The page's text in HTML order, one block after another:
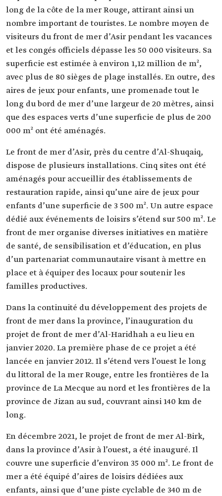
long de la côte de la mer Rouge, attirant ainsi un
nombre important de touristes. Le nombre moyen de
visiteurs du front de mer d’Asir pendant les vacances
et les congés officiels dépasse les 50 000 visiteurs. Sa
superficie est estimée à environ 1,12 million de m²,
avec plus de 80 sièges de plage installés. En outre, des
aires de jeux pour enfants, une promenade tout le
long du bord de mer d’une largeur de 20 mètres, ainsi
que des espaces verts d’une superficie de plus de 200
000 m² ont été aménagés.
Le front de mer d’Asir, près du centre d’Al-Shuqaiq,
dispose de plusieurs installations. Cinq sites ont été
aménagés pour accueillir des établissements de
restauration rapide, ainsi qu’une aire de jeux pour
enfants d’une superficie de 3 500 m². Un autre espace
dédié aux événements de loisirs s’étend sur 500 m². Le
front de mer organise diverses initiatives en matière
de santé, de sensibilisation et d’éducation, en plus
d’un partenariat communautaire visant à mettre en
place et à équiper des locaux pour soutenir les
familles productives.
Dans la continuité du développement des projets de
front de mer dans la province, l’inauguration du
projet de front de mer d’Al-Haridhah a eu lieu en
janvier 2020. La première phase de ce projet a été
lancée en janvier 2012. Il s’étend vers l’ouest le long
du littoral de la mer Rouge, entre les frontières de la
province de La Mecque au nord et les frontières de la
province de Jizan au sud, couvrant ainsi 140 km de
long.
En décembre 2021, le projet de front de mer Al-Birk,
dans la province d’Asir à l’ouest, a été inauguré. Il
couvre une superficie d’environ 35 000 m². Le front de
mer a été équipé d’aires de loisirs dédiées aux
enfants, ainsi que d’une piste cyclable de 340 m de